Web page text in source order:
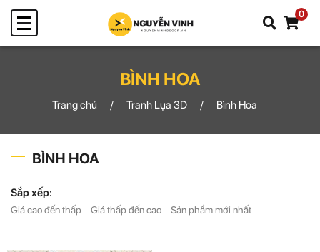
0
BÌNH HOA
Trang chủ Tranh Lụa 3D Bình Hoa
BÌNH HOA
Sắp xếp:
Giá cao đến thấp Giá thấp đến cao Sản phẩm mới nhất